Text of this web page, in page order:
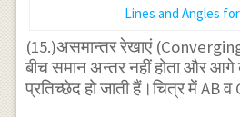
Lines and Angles
(15.)असमान्तर रेखाएं
बीच समान अन्तर नहीं होता और आगे
प्रतिच्छेद हो जाती हैं।चित्र में AB